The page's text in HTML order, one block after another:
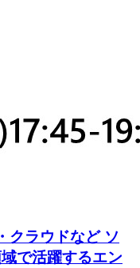
クラウドなど ソ
で活躍するエン